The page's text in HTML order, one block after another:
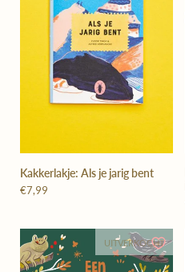
Kakkerlakje: Als je jarig bent
€7,99
UITVERKOCHT